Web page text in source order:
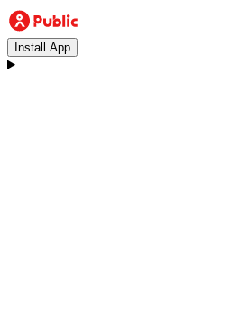
Install App